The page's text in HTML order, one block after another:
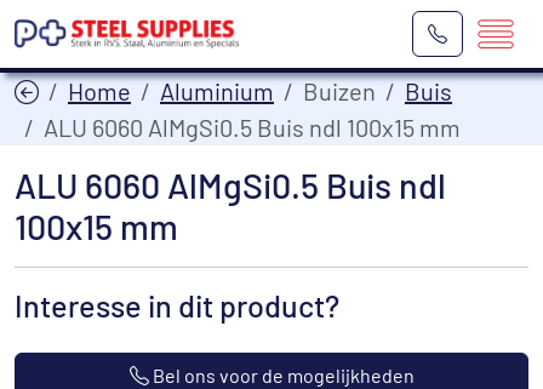
Home Aluminium Buizen
Buis
ALU 6060 AlMgSi0.5 Buis ndl 100x15 mm
ALU 6060 AlMgSi0.5 Buis ndl
100x15 mm
Interesse in dit product?
Bel ons voor de mogelijkheden